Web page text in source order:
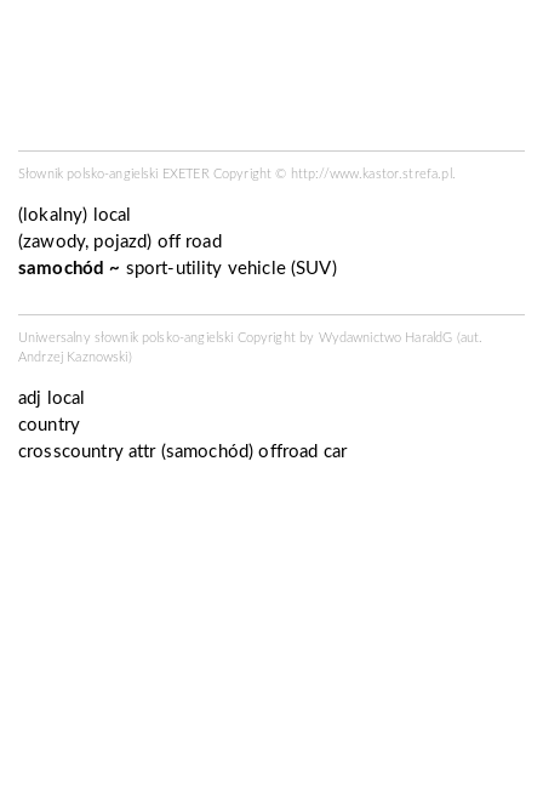
Słownik polsko-angielski EXETER Copyright © http://www.kastor.strefa.pl
(lokalny) local
(zawody, pojazd) off road
samochód ~ sport-utility vehicle (SUV)
Uniwersalny słownik polsko-angielski Copyright by Wydawnictwo HaraldG (aut.
Andrzej Kaznowski)
adj local
country
crosscountry attr(samochód ) offroad car